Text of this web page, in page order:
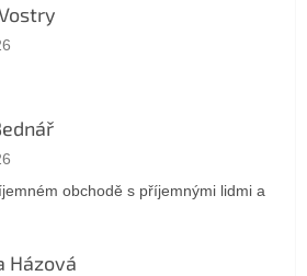
értékelése 5-ből 5 csillag.
értékelése 5-ből 5 csillag.
obchodě s příjemnými lidmi a
Házová